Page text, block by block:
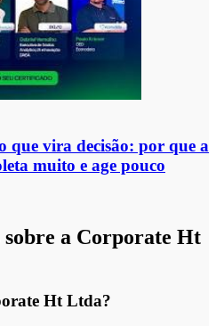
que vira decisão: por que a
muito e age pouco
a Corporate Ht
Ht Ltda?